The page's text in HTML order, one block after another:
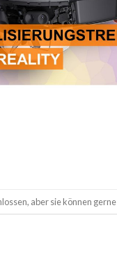
aber sie können gerne